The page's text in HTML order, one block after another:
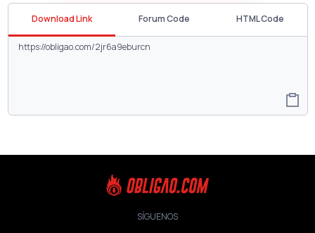
Download Link Forum Code HTML Code
SÍGUENOS